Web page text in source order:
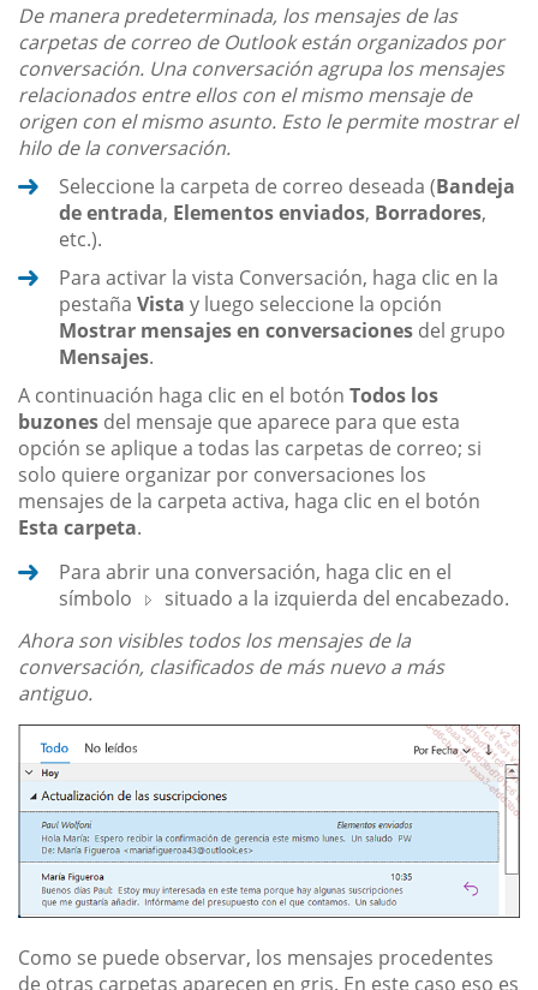
De manera predeterminada, los mensajes de las
carpetas de correo de Outlook están organizados por
conversación. Una conversación agrupa los mensajes
relacionados entre ellos con el mismo mensaje de
origen con el mismo asunto. Esto le permite mostrar el
hilo de la conversación.
Seleccione la carpeta de correo deseada (Bandeja
de entrada, Elementos enviados, Borradores,
etc.).
Para activar la vista Conversación, haga clic en la
pestaña Vista y luego seleccione la opción
Mostrar mensajes en conversaciones del grupo
Mensajes.
A continuación haga clic en el botón Todos los
buzones del mensaje que aparece para que esta
opción se aplique a todas las carpetas de correo; si
solo quiere organizar por conversaciones los
mensajes de la carpeta activa, haga clic en el botón
Esta carpeta.
Para abrir una conversación, haga clic en el
símbolo
situado a la izquierda del encabezado.
Ahora son visibles todos los mensajes de la
conversación, clasificados de más nuevo a más
antiguo.
Como se puede observar, los mensajes procedentes
de otras carpetas aparecen en gris. En este caso eso es